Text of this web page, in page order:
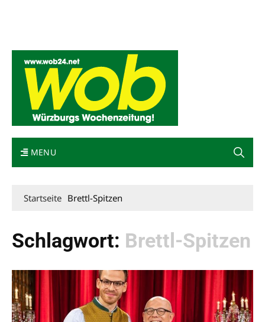
MENU
Startseite Brettl-Spitzen
Schlagwort: Brettl-Spitzen